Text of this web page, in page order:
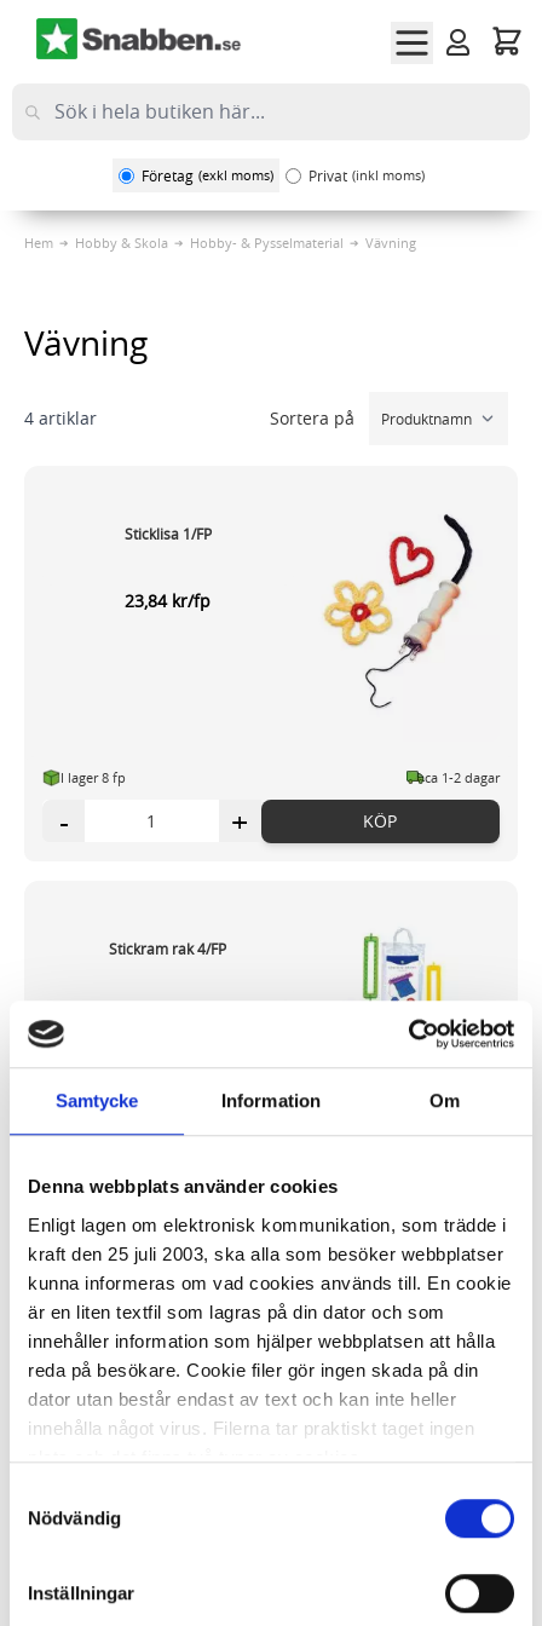
Samtycke Information Om
Denna webbplats använder cookies
Enligt lagen om elektronisk kommunikation, som trädde i
kraft den 25 juli 2003, ska alla som besöker webbplatser
kunna informeras om vad cookies används till. En cookie
är en liten textfil som lagras på din dator och som
innehåller information som hjälper webbplatsen att hålla
reda på besökare. Cookie filer gör ingen skada på din
dator utan består endast av text och kan inte heller
innehålla något virus. Filerna tar praktiskt taget ingen
plats och det finns två typer av cookies.
Den ena typen sparar en fil permanent på din dator,
dessa används för att exempelvis kunna mäta hur du
som besökare rör dig på hemsidan. Detta enbart för att
kunna erbjuda besökaren bättre tjänster och service.
Nödvändig
Inställningar
Företag (exkl moms) Privat (inkl moms)
Hem Hobby & Skola Hobby- & Pysselmaterial Vävning
Vävning
4 artiklar Sortera på
Sticklisa 1/FP
23,84 kr/fp
I lager 8 fp ca 1-2 dagar
- + KÖP
Stickram rak 4/FP
I lager 3 fp
- + KÖP
Vävnålar 10/FP
34,57 kr/fp
I lager 176 fp ca 1-2 dagar